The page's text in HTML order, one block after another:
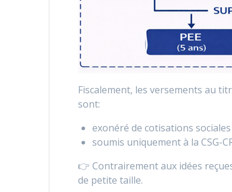
Fiscalement, les versements au
sont:
exonéré de cotisations
soumis uniquement à la CSG-
👉 Contrairement aux idées
de petite taille.